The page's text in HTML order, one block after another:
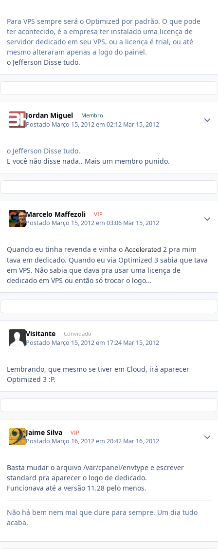
Para VPS sempre será o Optimized por padrão. O que pode
ter acontecido, é a empresa ter instalado uma licença de
servidor dedicado em seu VPS, ou a licença é trial, ou até
mesmo alteraram apenas a logo do painel.
o Jefferson Disse tudo.
Jordan Miguel Membro
Postado Março 15, 2012 em 02:12 Mar 15, 2012
o Jefferson Disse tudo.
E você não disse nada.. Mais um membro punido.
Marcelo Maffezoli VIP
Postado Março 15, 2012 em 03:06 Mar 15, 2012
Quando eu tinha revenda e vinha o Accelerated 2 pra mim
tava em dedicado. Quando eu via Optimized 3 sabia que tava
em VPS. Não sabia que dava pra usar uma licença de
dedicado em VPS ou então só trocar o logo...
Visitante Convidado
Postado Março 15, 2012 em 17:24 Mar 15, 2012
Lembrando, que mesmo se tiver em Cloud, irá aparecer
Optimized 3 :P.
Jaime Silva VIP
Postado Março 16, 2012 em 20:42 Mar 16, 2012
Basta mudar o arquivo /var/cpanel/envtype e escrever
standard pra aparecer o logo de dedicado.
Funcionava até a versão 11.28 pelo menos.
Não há bem nem mal que dure para sempre. Um dia tudo
acaba.